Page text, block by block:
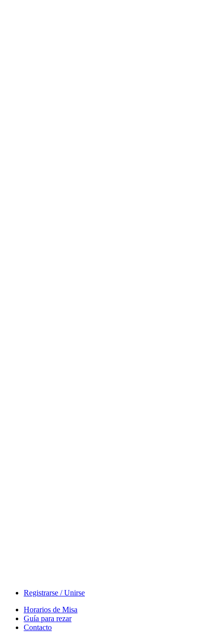
Registrarse / Unirse
Horarios de Misa
Guía para rezar
Contacto